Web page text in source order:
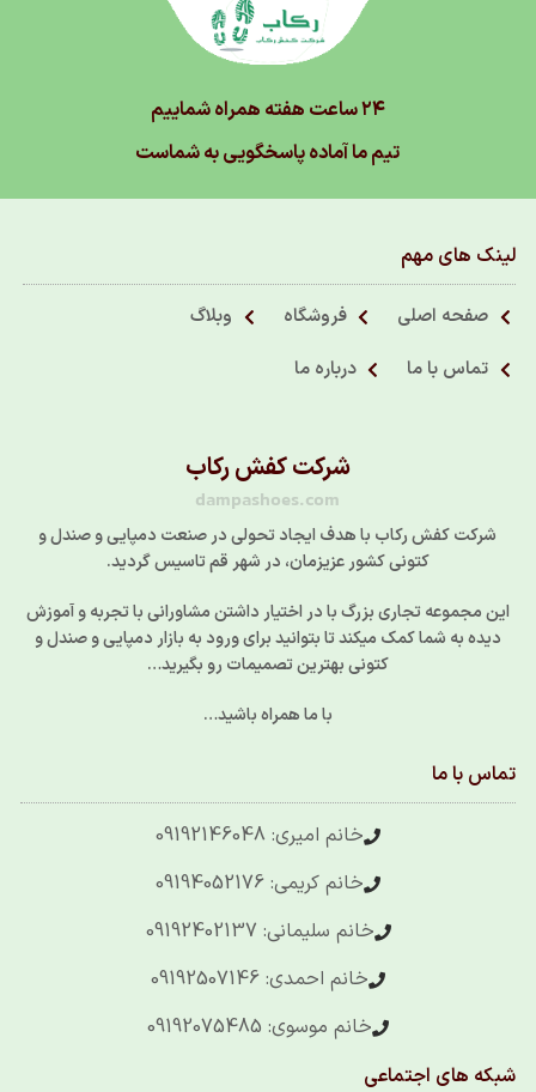
۲۴ ساعت هفته همراه شماییم
تیم ما آماده پاسخگویی به شماست
لینک های مهم
صفحه اصلی فروشگاه
وبلاگ
تماس با ما
درباره ما
شرکت کفش رکاب
dampashoes.com
شرکت کفش رکاب با هدف ایجاد تحولی در صنعت دمپایی و صندل و
کتونی کشور عزیزمان، در شهر قم تاسیس گردید.
این مجموعه تجاری بزرگ با در اختیار داشتن مشاورانی با تجربه و آموزش
دیده به شما کمک میکند تا بتوانید برای ورود به بازار دمپایی و صندل و
کتونی بهترین تصمیمات رو بگیرید…
با ما همراه باشید…
تماس با ما
خانم امیری: 09192146048
خانم کریمی: 09194052176
خانم سلیمانی: 09192402137
خانم احمدی: 09192507146
خانم موسوی: 09192075485
شبکه های اجتماعی